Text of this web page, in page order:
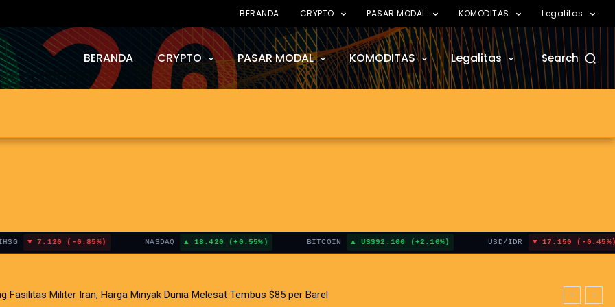
BERANDA CRYPTO PASAR MODAL KOMODITAS Legalitas
BERANDA CRYPTO PASAR MODAL KOMODITAS Legalitas Search
7.120 (-0.85%) NASDAQ 18.420 (+0.55%) BITCOIN US$92.100 (+2.10%) USD/IDR 17.150 (-0.45%)
Terganjal Amblesnya Saham Teknologi Asia dan Guncangan Selat Hormuz
Militer Iran, Harga Minyak Dunia Melesat Tembus $85 per Barel
Landa Bursa,
Terpuruknya